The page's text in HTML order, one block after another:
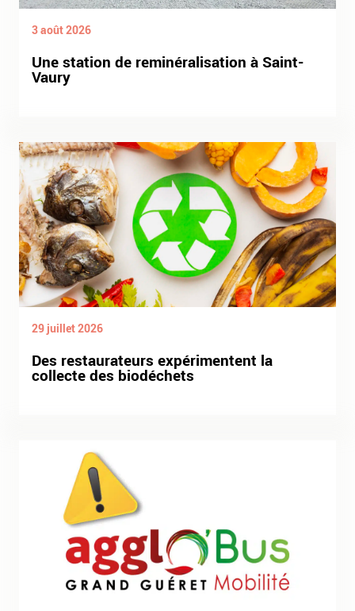
3 août 2026
Une station de reminéralisation à Saint-
Vaury
29 juillet 2026
Des restaurateurs expérimentent la
collecte des biodéchets